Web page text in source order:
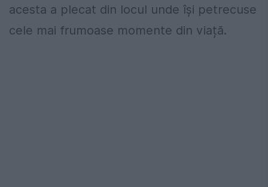
acesta a plecat din locul unde își petrecuse
cele mai frumoase momente din viață.